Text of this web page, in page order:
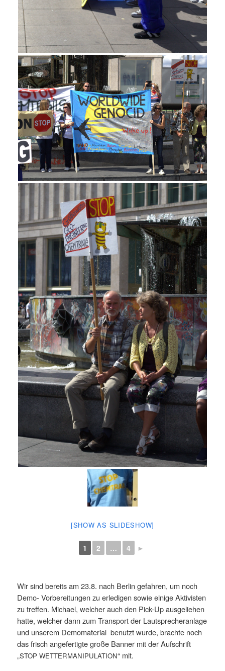
[SHOW AS SLIDESHOW]
1 2 … 4 ►
Wir sind bereits am 23.8. nach Ber­lin gefah­ren, um noch
Demo- Vor­be­rei­tun­gen zu erle­di­gen sowie eini­ge Akti­vis­ten
zu tref­fen. Micha­el, wel­cher auch den Pick-Up aus­ge­lie­hen
hat­te, wel­cher dann zum Trans­port der Laut­spre­cher­an­la­ge
und unse­rem Demo­ma­te­ri­al benutzt wur­de, brach­te noch
das frisch ange­fer­tig­te gro­ße Ban­ner mit der Auf­schrift
„STOP WETTERMANIPULATION“ mit.